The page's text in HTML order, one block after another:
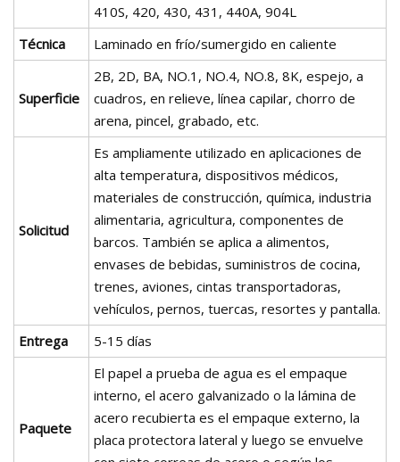
410S, 420, 430, 431, 440A, 904L
Técnica
Laminado en frío/sumergido en caliente
Superficie
2B, 2D, BA, NO.1, NO.4, NO.8, 8K, espejo, a
cuadros, en relieve, línea capilar, chorro de
arena, pincel, grabado, etc.
Solicitud
Es ampliamente utilizado en aplicaciones de
alta temperatura, dispositivos médicos,
materiales de construcción, química, industria
alimentaria, agricultura, componentes de
barcos. También se aplica a alimentos,
envases de bebidas, suministros de cocina,
trenes, aviones, cintas transportadoras,
vehículos, pernos, tuercas, resortes y pantalla.
Entrega
5-15 días
Paquete
El papel a prueba de agua es el empaque
interno, el acero galvanizado o la lámina de
acero recubierta es el empaque externo, la
placa protectora lateral y luego se envuelve